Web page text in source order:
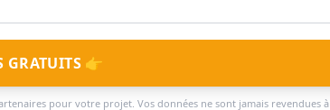
GRATUITS 👉
pour votre projet. Vos données ne sont jamais revendues à